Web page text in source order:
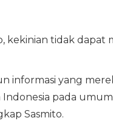
kekinian tidak dapat
informasi yang
pada
Sasmito.